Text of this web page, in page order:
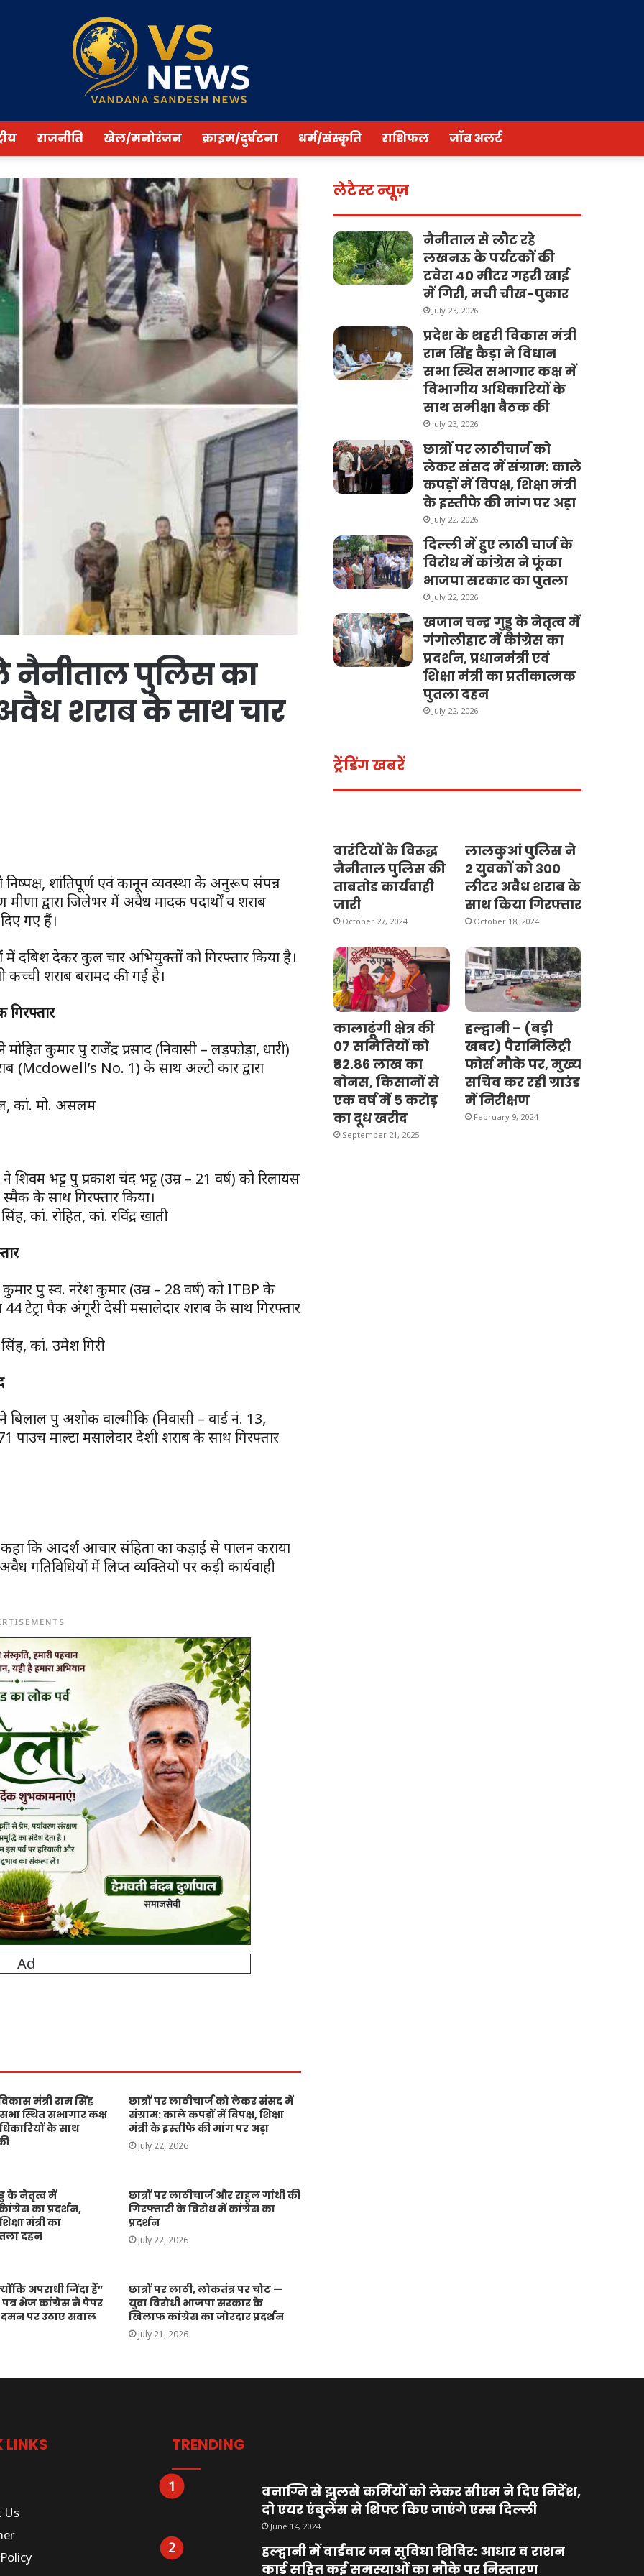
राजनीति खेल/मनोरंजन क्राइम/दुर्घटना धर्म/संस्कृति राशिफल जॉब अलर्ट
नैनीताल पुलिस का
शराब के साथ चार
निष्पक्ष, शांतिपूर्ण एवं कानून व्यवस्था के अनुरूप संपन्न
मीणा द्वारा जिलेभर में अवैध मादक पदार्थों व शराब
गए हैं।
में दबिश देकर कुल चार अभियुक्तों को गिरफ्तार किया है।
कच्ची शराब बरामद की गई है।
गिरफ्तार
कुमार पुत्र राजेंद्र प्रसाद (निवासी – लड़फोड़ा, धारी)
(Mcdowell’s No. 1) के साथ अल्टो कार द्वारा
कां. मो. असलम
भट्ट पुत्र प्रकाश चंद भट्ट (उम्र – 21 वर्ष) को रिलायंस
के साथ गिरफ्तार किया।
कां. रोहित, कां. रविंद्र खाती
कुमार पुत्र स्व. नरेश कुमार (उम्र – 28 वर्ष) को ITBP के
टेट्रा पैक अंगूरी देसी मसालेदार शराब के साथ गिरफ्तार
कां. उमेश गिरी
पुत्र अशोक वाल्मीकि (निवासी – वार्ड नं. 13,
माल्टा मसालेदार देशी शराब के साथ गिरफ्तार
कहा कि आदर्श आचार संहिता का कड़ाई से पालन कराया
गतिविधियों में लिप्त व्यक्तियों पर कड़ी कार्यवाही
मंत्री राम सिंह
स्थित सभागार कक्ष
के साथ
छात्रों पर लाठीचार्ज को लेकर संसद में
संग्राम: काले कपड़ों में विपक्ष, शिक्षा
मंत्री के इस्तीफे की मांग पर अड़ा
July 22, 2026
के नेतृत्व में
का प्रदर्शन,
मंत्री का
दहन
छात्रों पर लाठीचार्ज और राहुल गांधी की
गिरफ्तारी के विरोध में कांग्रेस का
प्रदर्शन
July 22, 2026
अपराधी जिंदा हैं”
पत्र भेज कांग्रेस ने पेपर
पर उठाए सवाल
छात्रों पर लाठी, लोकतंत्र पर चोट —
युवा विरोधी भाजपा सरकार के
खिलाफ कांग्रेस का जोरदार प्रदर्शन
July 21, 2026
लेटैस्ट न्यूज़
नैनीताल से लौट रहे
लखनऊ के पर्यटकों की
टवेरा 40 मीटर गहरी खाई
में गिरी, मची चीख-पुकार
July 23, 2026
प्रदेश के शहरी विकास मंत्री
राम सिंह कैड़ा ने विधान
सभा स्थित सभागार कक्ष में
विभागीय अधिकारियों के
साथ समीक्षा बैठक की
July 23, 2026
छात्रों पर लाठीचार्ज को
लेकर संसद में संग्राम: काले
कपड़ों में विपक्ष, शिक्षा मंत्री
के इस्तीफे की मांग पर अड़ा
July 22, 2026
दिल्ली में हुए लाठी चार्ज के
विरोध में कांग्रेस ने फूंका
भाजपा सरकार का पुतला
July 22, 2026
खजान चन्द्र गुड्डू के नेतृत्व में
गंगोलीहाट में कांग्रेस का
प्रदर्शन, प्रधानमंत्री एवं
शिक्षा मंत्री का प्रतीकात्मक
पुतला दहन
July 22, 2026
ट्रेंडिंग खबरें
वारंटियों के विरूद्ध
नैनीताल पुलिस की
ताबतोड कार्यवाही
जारी
October 27, 2024
लालकुआं पुलिस ने
2 युवकों को 300
लीटर अवैध शराब के
साथ किया गिरफ्तार
October 18, 2024
कालाढूंगी क्षेत्र की
07 समितियों को
₹82.86 लाख का
बोनस, किसानों से
एक वर्ष में 5 करोड़
का दूध खरीद
September 21, 2025
हल्द्वानी – (बड़ी
खबर) पैरामिलिट्री
फोर्स मौके पर, मुख्य
सचिव कर रही ग्राउंड
में निरीक्षण
February 9, 2024
LINKS
Us
TRENDING
वनाग्नि से झुलसे कर्मियों को लेकर सीएम ने दिए निर्देश,
दो एयर एंबुलेंस से शिफ्ट किए जाएंगे एम्स दिल्ली
June 14, 2024
हल्द्वानी में वार्डवार जन सुविधा शिविर: आधार व राशन
कार्ड सहित कई समस्याओं का मौके पर निस्तारण